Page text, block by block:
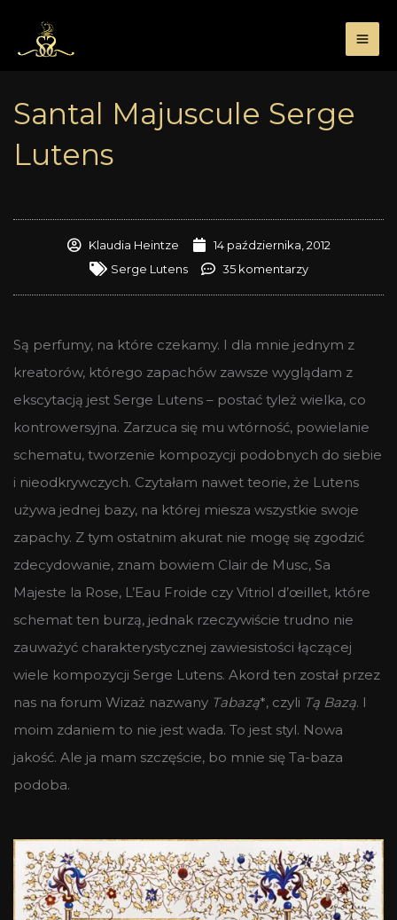
treści
Santal Majuscule Serge
Lutens
Klaudia Heintze
14 października, 2012
Serge Lutens
35 komentarzy
Są perfumy, na które czekamy. I dla mnie jednym z
kreatorów, którego zapachów zawsze wyglądam z
ekscytacją jest Serge Lutens – postać tyleż wielka, co
kontrowersyjna. Zarzuca się mu wtórność, powielanie
schematu, tworzenie kompozycji podobnych do siebie
i nieodkrywczych. Czytałam nawet teorie, że Lutens
używa jednej bazy, na której miesza wszystkie swoje
zapachy. Z tym ostatnim akurat nie mogę się zgodzić
zdecydowanie, znam bowiem Clair de Musc, Sa
Majeste la Rose, L’Eau Froide czy Vitriol d’œillet, które
schemat ten burzą, jednak rzeczywiście trudno nie
zauważyć charakterystycznej zawiesistości łączącej
wiele kompozycji Serge Lutens. Akord ten został przez
nas na forum Wizaż nazwany Tabazą*, czyli Tą Bazą. I
moim zdaniem to nie jest wada. To jest styl. Nowa
jakość. Ale ja mam szczęście, bo mnie się Ta-baza
podoba.